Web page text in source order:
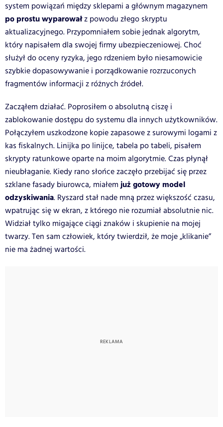
system powiązań między sklepami a głównym magazynem
po prostu wyparowałz powodu złego skryptu
aktualizacyjnego. Przypomniałem sobie jednak algorytm,
który napisałem dla swojej firmy ubezpieczeniowej. Choć
służył do oceny ryzyka, jego rdzeniem było niesamowicie
szybkie dopasowywanie i porządkowanie rozrzuconych
fragmentów informacji z różnych źródeł.
Zacząłem działać. Poprosiłem o absolutną ciszę i
zablokowanie dostępu do systemu dla innych użytkowników.
Połączyłem uszkodzone kopie zapasowe z surowymi logami z
kas fiskalnych. Linijka po linijce, tabela po tabeli, pisałem
skrypty ratunkowe oparte na moim algorytmie. Czas płynął
nieubłaganie. Kiedy rano słońce zaczęło przebijać się przez
szklane fasady biurowca, miałemjuż gotowy model
odzyskiwania. Ryszard stał nade mną przez większość czasu,
wpatrując się w ekran, z którego nie rozumiał absolutnie nic.
Widział tylko migające ciągi znaków i skupienie na mojej
twarzy. Ten sam człowiek, który twierdził, że moje „klikanie”
nie ma żadnej wartości.